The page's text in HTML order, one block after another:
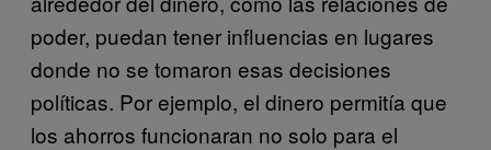
poder, puedan tener influencias en lugares
donde no se tomaron esas decisiones
políticas. Por ejemplo, el dinero permitía que
los ahorros funcionaran no solo para el